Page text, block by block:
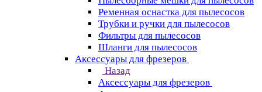
Ременная оснастка для пылесосов
Трубки и ручки для пылесосов
Фильтры для пылесосов
Шланги для пылесосов
Аксессуары для фрезеров
Назад
Аксессуары для фрезеров